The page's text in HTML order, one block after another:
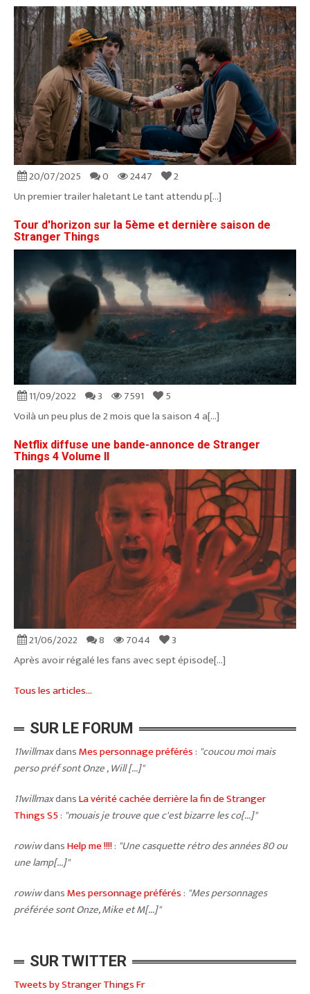
20/07/2025 0 2447
2
Un premier trailer haletant Le tant attendu p[...]
Tour d'horizon sur la 5ème et dernière saison de
Stranger Things
11/09/2022 3 7591
5
Voilà un peu plus de 2 mois que la saison 4 a[...]
Netflix diffuse une bande-annonce de Stranger
Things 4 Volume II
21/06/2022 8 7044
3
Après avoir régalé les fans avec sept épisode[...]
Tous les articles...
SUR LE FORUM
11willmaxdansMes personnage préférés : "coucou moi mais
perso préf sont Onze , Will [...]"
11willmaxdansLa vérité cachée derrière la fin de Stranger
Things S5 : "mouais je trouve que c'est bizarre les co[...]"
rowiwdansHelp me !!!!: "Une casquette rétro des années 80 ou
une lamp[...]"
rowiwdansMes personnage préférés : "Mes personnages
préférée sont Onze, Mike et M[...]"
SUR TWITTER
Tweets by Stranger Things Fr